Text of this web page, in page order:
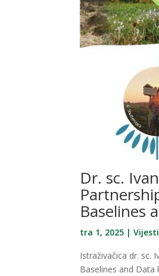
Dr. sc.
Baselines
tra 1, 2025 |Vijesti
Istraživačica dr. sc.
Baselines and